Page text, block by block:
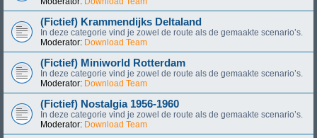
(Fictief) Krammendijks Deltaland
In deze categorie vind je zowel de route als de gemaakte scenario’s.
Moderator: Download Team
(Fictief) Miniworld Rotterdam
In deze categorie vind je zowel de route als de gemaakte scenario’s.
Moderator: Download Team
(Fictief) Nostalgia 1956-1960
In deze categorie vind je zowel de route als de gemaakte scenario’s.
Moderator: Download Team